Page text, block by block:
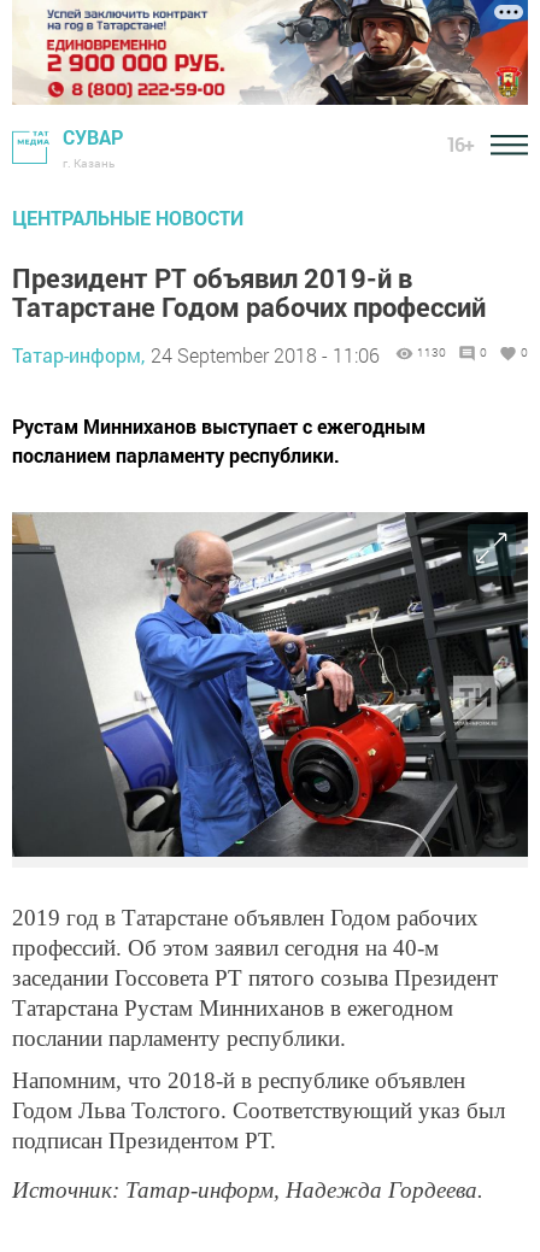
СУВАР
г. Казань
16+
ЦЕНТРАЛЬНЫЕ НОВОСТИ
Президент РТ объявил 2019-й в
Татарстане Годом рабочих профессий
Татар-информ, 24 September 2018 - 11:06 1130 0 0
Рустам Минниханов выступает с ежегодным
посланием парламенту республики.
2019 год в Татарстане объявлен Годом рабочих
профессий. Об этом заявил сегодня на 40-м
заседании Госсовета РТ пятого созыва Президент
Татарстана Рустам Минниханов в ежегодном
послании парламенту республики.
Напомним, что 2018-й в республике объявлен
Годом Льва Толстого. Соответствующий указ был
подписан Президентом РТ.
Источник: Татар-информ, Надежда Гордеева.